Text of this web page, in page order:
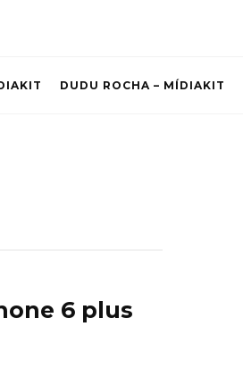
DUDU ROCHA – MÍDIAKIT
6 plus